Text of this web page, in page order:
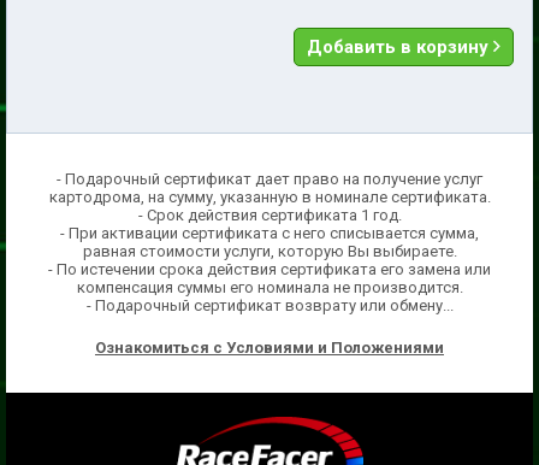
Добавить в корзину
- Подарочный сертификат дает право на получение услуг
картодрома, на сумму, указанную в номинале сертификата.
- Срок действия сертификата 1 год.
- При активации сертификата с него списывается сумма,
равная стоимости услуги, которую Вы выбираете.
- По истечении срока действия сертификата его замена или
компенсация суммы его номинала не производится.
- Подарочный сертификат возврату или обмену...
Ознакомиться с Условиями и Положениями